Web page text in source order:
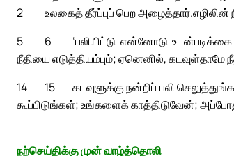
உலகைத் தீர்ப்புப் பெற அழைத்தார்.
2 எழிலின்
5
‘பலியிட்டு என்னோடு
6
நீதியை எடுத்தியம்பும்; ஏனெனில், கடவுள்தாமே
14
கடவுளுக்கு நன்றிப் பலி
15
கூப்பிடுங்கள்; உங்களைக் காத்திடுவேன்;
நற்செய்திக்கு முன் வாழ்த்தொலி